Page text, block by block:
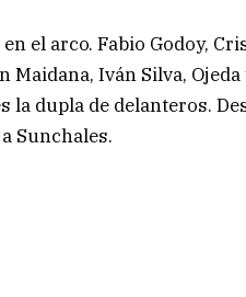
el arco. Fabio Godoy,
Iván Silva,
la dupla de delanteros.
Sunchales.